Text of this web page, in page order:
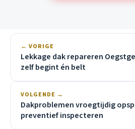
← VORIGE
Lekkage dak repareren
zelf begint én belt
VOLGENDE →
Dakproblemen vroegtijdig
preventief inspecteren